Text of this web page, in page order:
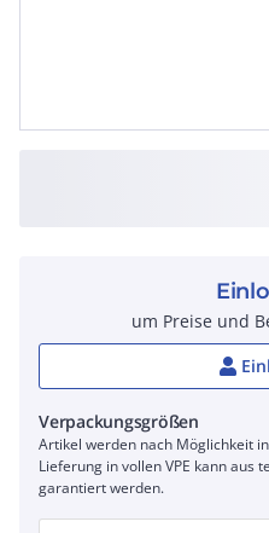
um Preise und
Verpackungsgrößen
Artikel werden nach Möglichkeit
Lieferung in vollen VPE kann aus
garantiert werden.